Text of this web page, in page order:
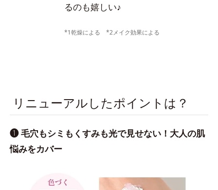
るのも嬉しい♪
*1乾燥による *2メイク効果による
リニューアルしたポイントは？
❶ 毛穴もシミもくすみも光で見せない！大人の肌
悩みをカバー